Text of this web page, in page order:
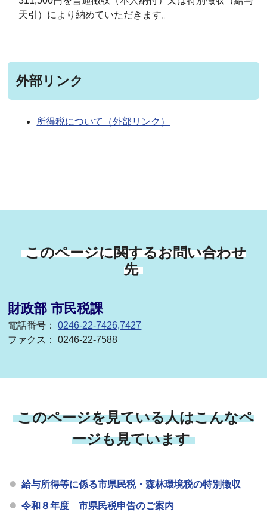
天引）により納めていただきます。
外部リンク
所得税について（外部リンク）
このページに関するお問い合わせ
先
財政部 市民税課
電話番号：0246-22-7426,7427
ファクス： 0246-22-7588
このページを見ている人はこんなペ
ージも見ています
給与所得等に係る市県民税・森林環境税の特別徴収
令和８年度 市県民税申告のご案内